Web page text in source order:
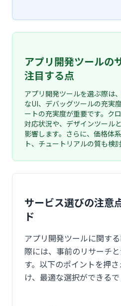
アプリ開発ツールの
注目する点
アプリ開発ツールを選ぶ際は
なUI、デバッグツールの充実
ートの充実度が重要です。ク
対応状況や、デザインツール
影響します。さらに、価格体
ト、チュートリアルの質も検
サービス選びの注意
ド
アプリ開発ツールに関す
際には、事前のリサーチ
す。以下のポイントを押
け、最適な選択ができるで